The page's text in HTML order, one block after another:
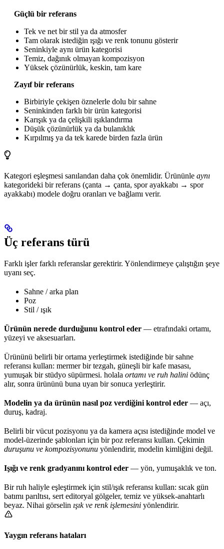
Güçlü bir referans
Tek ve net bir stil ya da atmosfer
Tam olarak istediğin ışığı ve renk tonunu gösterir
Seninkiyle aynı ürün kategorisi
Temiz, dağınık olmayan kompozisyon
Yüksek çözünürlük, keskin, tam kare
Zayıf bir referans
Birbiriyle çekişen öznelerle dolu bir sahne
Seninkinden farklı bir ürün kategorisi
Karışık ya da çelişkili ışıklandırma
Düşük çözünürlük ya da bulanıklık
Kırpılmış ya da tek karede birden fazla ürün
Kategori eşleşmesi sanılandan daha çok önemlidir. Ürününle aynı
kategorideki bir referans (çanta → çanta, spor ayakkabı → spor
ayakkabı) modele doğru oranları ve bağlamı verir.
Üç referans türü
Farklı işler farklı referanslar gerektirir. Yönlendirmeye çalıştığın şeye
uyanı seç.
Sahne / arka plan
Poz
Stil / ışık
Ürünün nerede durduğunu kontrol eder — etrafındaki ortamı,
yüzeyi ve aksesuarları.
Ürününü belirli bir ortama yerleştirmek istediğinde bir sahne
referansı kullan: mermer bir tezgah, güneşli bir kafe masası,
yumuşak bir stüdyo süpürmesi. holala ortamı ve ruh halini ödünç
alır, sonra ürününü buna uyan bir sonuca yerleştirir.
Modelin ya da ürünün nasıl poz verdiğini kontrol eder — açı,
duruş, kadraj.
Belirli bir vücut pozisyonu ya da kamera açısı istediğinde model ve
model-üzerinde şablonları için bir poz referansı kullan. Çekimin
duruşunu ve kompozisyonunu yönlendirir, modelin kimliğini değil.
Işığı ve renk gradyanını kontrol eder — yön, yumuşaklık ve ton.
Bir ruh haliyle eşleştirmek için stil/ışık referansı kullan: sıcak gün
batımı parıltısı, sert editoryal gölgeler, temiz ve yüksek-anahtarlı
beyaz. Nihai görselin ışık ve renk işlemesini yönlendirir.
Yaygın referans hataları